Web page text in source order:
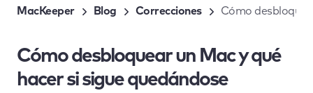
MacKeeper Blog Correcciones Cómo
Cómo desbloquear un Mac y qué
hacer si sigue quedándose